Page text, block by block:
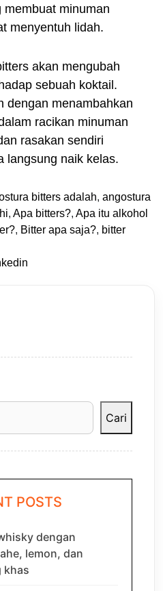
minuman
menyentuh lidah.
akan mengubah
sebuah koktail.
dengan menambahkan
racikan minuman
rasakan sendiri
langsung naik kelas.
bitters adalah, angostura
, Apa bitters?, Apa itu alkohol
, Bitter apa saja?, bitter
Cari
POSTS
dengan
lemon, dan
khas